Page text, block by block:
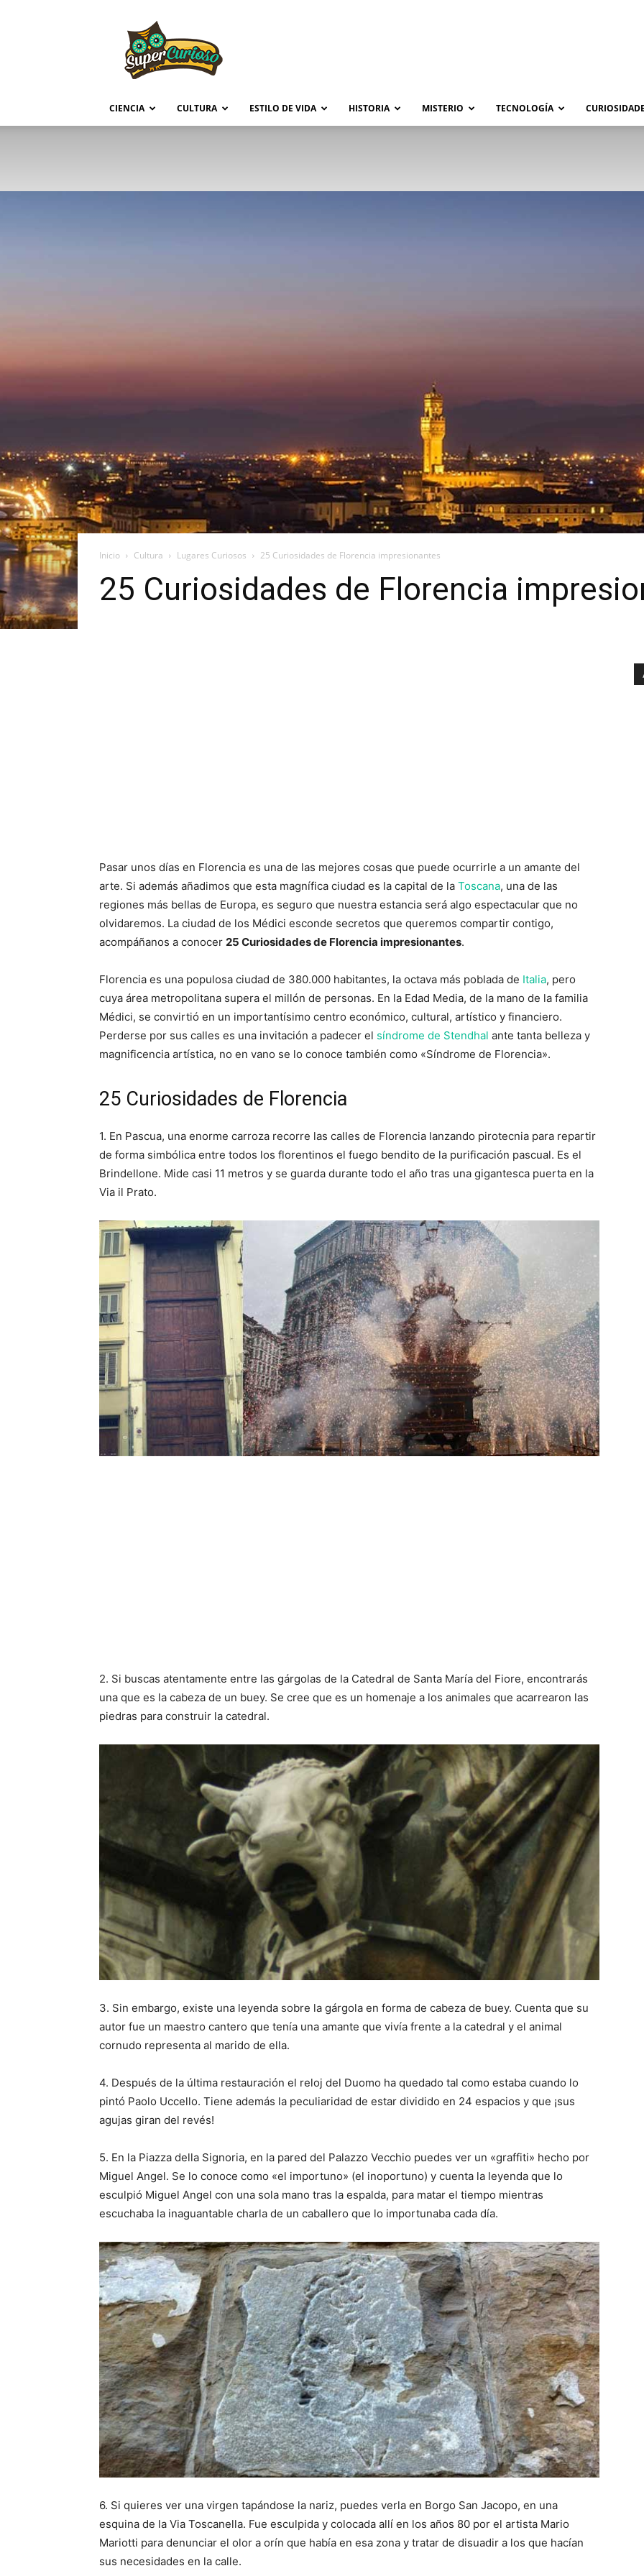
CIENCIA CULTURA ESTILO DE VIDA HISTORIA MISTERIO TECNOLOGÍA
Inicio Cultura Lugares Curiosos 25 Curiosidades de Florencia impresionantes
25 Curiosidades de Florencia
Pasar unos días en Florencia es una de las mejores cosas que puede ocurrirle a un amante del
arte. Si además añadimos que esta magnífica ciudad es la capital de la Toscana, una de las
regiones más bellas de Europa, es seguro que nuestra estancia será algo espectacular que no
olvidaremos. La ciudad de los Médici esconde secretos que queremos compartir contigo,
acompáñanos a conocer 25 Curiosidades de Florencia impresionantes.
Florencia es una populosa ciudad de 380.000 habitantes, la octava más poblada de Italia, pero
cuya área metropolitana supera el millón de personas. En la Edad Media, de la mano de la familia
Médici, se convirtió en un importantísimo centro económico, cultural, artístico y financiero.
Perderse por sus calles es una invitación a padecer el síndrome de Stendhal ante tanta belleza y
magnificencia artística, no en vano se lo conoce también como «Síndrome de Florencia».
25 Curiosidades de Florencia
1. En Pascua, una enorme carroza recorre las calles de Florencia lanzando pirotecnia para repartir
de forma simbólica entre todos los florentinos el fuego bendito de la purificación pascual. Es el
Brindellone. Mide casi 11 metros y se guarda durante todo el año tras una gigantesca puerta en la
Via il Prato.
2. Si buscas atentamente entre las gárgolas de la Catedral de Santa María del Fiore, encontrarás
una que es la cabeza de un buey. Se cree que es un homenaje a los animales que acarrearon las
piedras para construir la catedral.
3. Sin embargo, existe una leyenda sobre la gárgola en forma de cabeza de buey. Cuenta que su
autor fue un maestro cantero que tenía una amante que vivía frente a la catedral y el animal
cornudo representa al marido de ella.
4. Después de la última restauración el reloj del Duomo ha quedado tal como estaba cuando lo
pintó Paolo Uccello. Tiene además la peculiaridad de estar dividido en 24 espacios y que ¡sus
agujas giran del revés!
5. En la Piazza della Signoria, en la pared del Palazzo Vecchio puedes ver un «graffiti» hecho por
Miguel Angel. Se lo conoce como «el importuno» (el inoportuno) y cuenta la leyenda que lo
esculpió Miguel Angel con una sola mano tras la espalda, para matar el tiempo mientras
escuchaba la inaguantable charla de un caballero que lo importunaba cada día.
6. Si quieres ver una virgen tapándose la nariz, puedes verla en Borgo San Jacopo, en una
esquina de la Via Toscanella. Fue esculpida y colocada allí en los años 80 por el artista Mario
Mariotti para denunciar el olor a orín que había en esa zona y tratar de disuadir a los que hacían
sus necesidades en la calle.